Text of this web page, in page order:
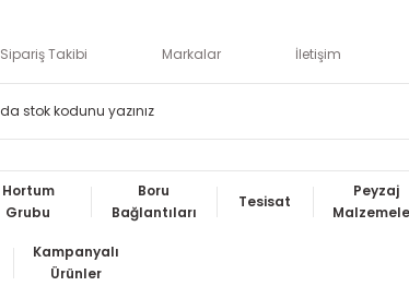
Sipariş Takibi Markalar İletişim
Hortum
Grubu
Boru
Bağlantıları
Tesisat
Peyzaj
Kampanyalı
Ürünler